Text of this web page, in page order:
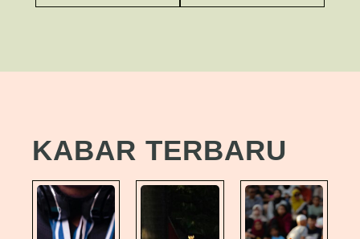
KABAR TERBARU